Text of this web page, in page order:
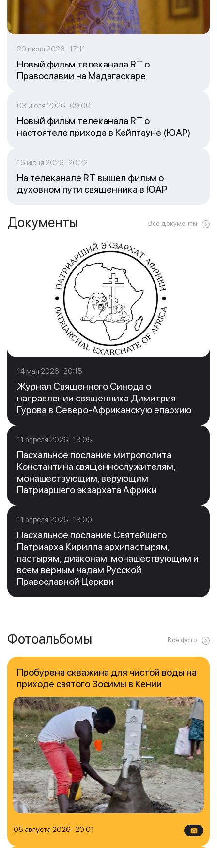
20 июля 2026 17:11
Новый фильм телеканала RT о
Православии на Мадагаскаре
03 июля 2026 09:00
Новый фильм телеканала RT о
настоятеле прихода в Кейптауне (ЮАР)
16 июня 2026 20:22
На телеканале RT вышел фильм о
духовном пути священника в ЮАР
Документы Все документы
14 мая 2026 20:15
Журнал Священного Синода о
направлении священника Димитрия
Гурова в Северо-Африканскую епархию
11 апреля 2026 13:05
Пасхальное послание митрополита
Константина священнослужителям,
монашествующим, верующим
Патриаршего экзархата Африки
11 апреля 2026 13:00
Пасхальное послание Святейшего
Патриарха Кирилла архипастырям,
пастырям, диаконам, монашествующим и
всем верным чадам Русской
Православной Церкви
Фотоальбомы Все фото
05 августа 2026 20:01
Пробурена скважина для чистой воды на
приходе святого Зосимы в Кении